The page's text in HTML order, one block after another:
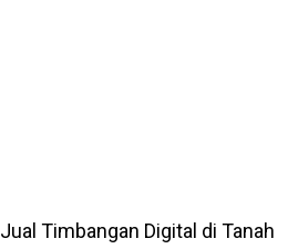
Jual Timbangan Digital di Tanah